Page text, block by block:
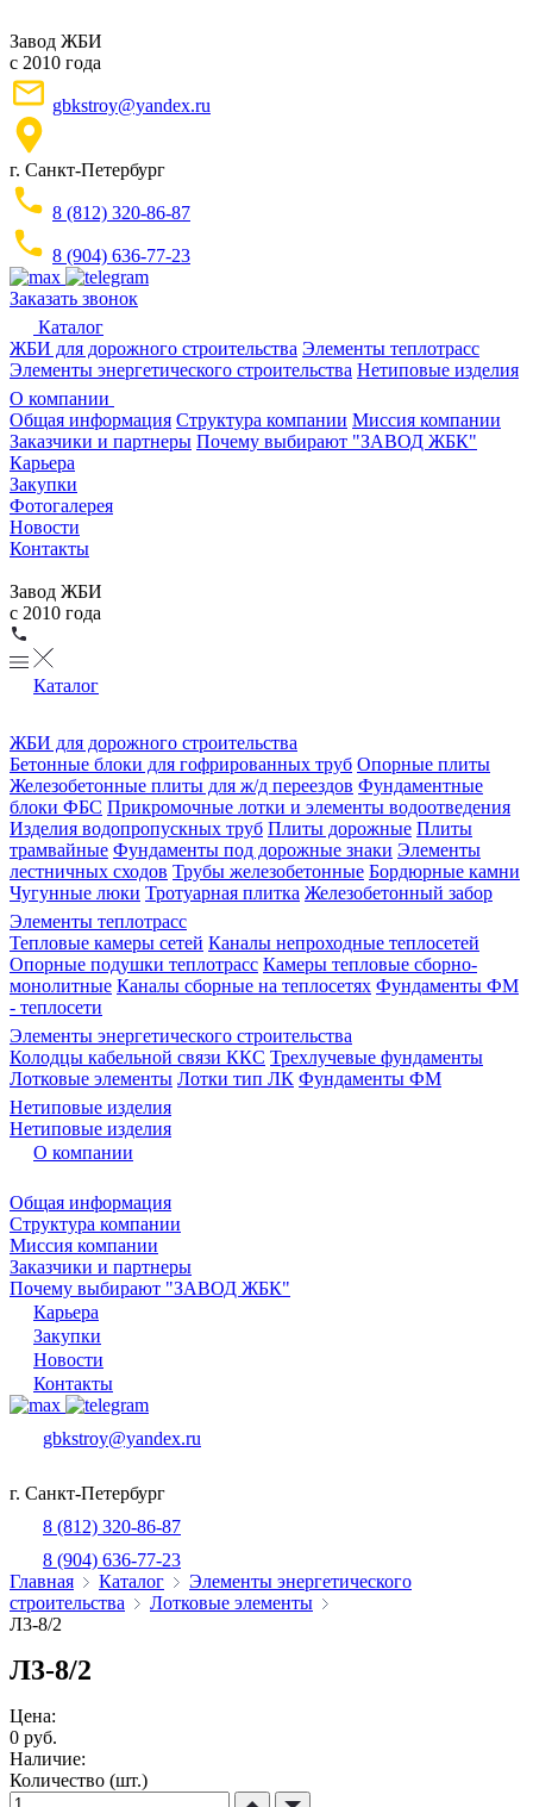
Завод ЖБИ
с 2010 года
gbkstroy@yandex.ru
г. Санкт-Петербург
8 (812) 320-86-87
8 (904) 636-77-23
Заказать звонок
Каталог
ЖБИ для дорожного строительства Элементы теплотрасс
Элементы энергетического строительства Нетиповые изделия
О компании
Общая информация Структура компании Миссия компании
Заказчики и партнеры Почему выбирают "ЗАВОД ЖБК"
Карьера
Закупки
Фотогалерея
Новости
Контакты
Завод ЖБИ
с 2010 года
Каталог
ЖБИ для дорожного строительства
Бетонные блоки для гофрированных труб Опорные плиты
Железобетонные плиты для ж/д переездов Фундаментные
блоки ФБС Прикромочные лотки и элементы водоотведения
Изделия водопропускных труб Плиты дорожные Плиты
трамвайные Фундаменты под дорожные знаки Элементы
лестничных сходов Трубы железобетонные Бордюрные камни
Чугунные люки Тротуарная плитка Железобетонный забор
Элементы теплотрасс
Тепловые камеры сетей Каналы непроходные теплосетей
Опорные подушки теплотрасс Камеры тепловые сборно-
монолитные Каналы сборные на теплосетях Фундаменты ФМ
- теплосети
Элементы энергетического строительства
Колодцы кабельной связи ККС Трехлучевые фундаменты
Лотковые элементы Лотки тип ЛК Фундаменты ФМ
Нетиповые изделия
Нетиповые изделия
О компании
Общая информация
Структура компании
Миссия компании
Заказчики и партнеры
Почему выбирают "ЗАВОД ЖБК"
Карьера
Закупки
Новости
Контакты
gbkstroy@yandex.ru
г. Санкт-Петербург
8 (812) 320-86-87
8 (904) 636-77-23
Главная
Каталог
Элементы энергетического
строительства
Лотковые элементы
Л3-8/2
Л3-8/2
Цена:
0 руб.
Наличие:
Количество (шт.)